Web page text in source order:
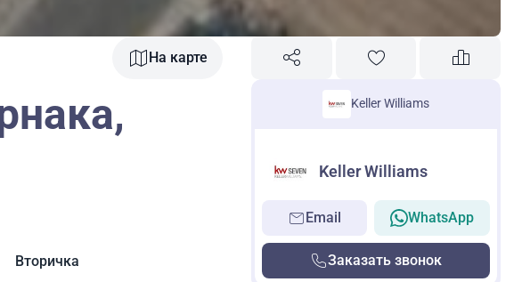
На карте
Вторичка
Keller Williams
Keller Williams
Email WhatsApp
Заказать звонок